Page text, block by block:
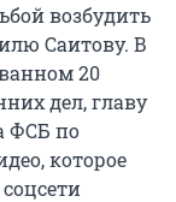
возбудить
Саитову. В
20
дел, главу
ФСБ по
которое